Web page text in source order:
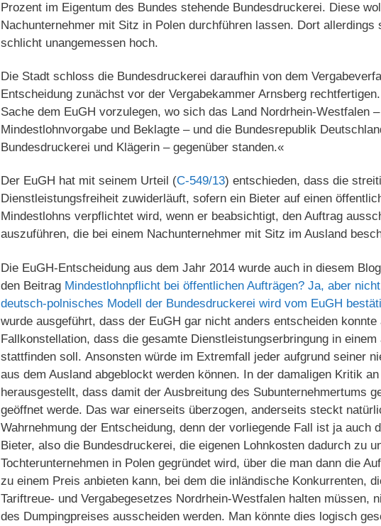
Prozent im Eigentum des Bundes stehende Bundesdruckerei. Diese
Nachunternehmer mit Sitz in Polen durchführen lassen. Dort allerdings
schlicht unangemessen hoch.
Die Stadt schloss die Bundesdruckerei daraufhin von dem
Entscheidung zunächst vor der Vergabekammer Arnsberg
Sache dem EuGH vorzulegen, wo sich das Land Nordrhein-Westfalen
Mindestlohnvorgabe und Beklagte – und die Bundesrepublik
Bundesdruckerei und Klägerin – gegenüber standen.«
Der EuGH hat mit seinem Urteil (C-549/13) entschieden, dass die
Dienstleistungsfreiheit zuwiderläuft, sofern ein Bieter auf einen
Mindestlohns verpflichtet wird, wenn er beabsichtigt, den Auftrag
auszuführen, die bei einem Nachunternehmer mit Sitz im Ausland
Die EuGH-Entscheidung aus dem Jahr 2014 wurde auch in diesem
den Beitrag Mindestlohnpflicht bei öffentlichen Aufträgen? Ja, aber
deutsch-polnisches Modell der Bundesdruckerei wird vom EuGH
wurde ausgeführt, dass der EuGH gar nicht anders entscheiden
Fallkonstellation, dass die gesamte Dienstleistungserbringung in
stattfinden soll. Ansonsten würde im Extremfall jeder aufgrund seiner
aus dem Ausland abgeblockt werden können. In der damaligen Kritik
herausgestellt, dass damit der Ausbreitung des Subunternehmertums
geöffnet werde. Das war einerseits überzogen, anderseits steckt
Wahrnehmung der Entscheidung, denn der vorliegende Fall ist ja auch
Bieter, also die Bundesdruckerei, die eigenen Lohnkosten dadurch zu
Tochterunternehmen in Polen gegründet wird, über die man dann die
zu einem Preis anbieten kann, bei dem die inländische Konkurrenten,
Tariftreue- und Vergabegesetzes Nordrhein-Westfalen halten müssen,
des Dumpingpreises ausscheiden werden. Man könnte dies logisch